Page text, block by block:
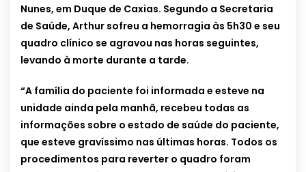
Nunes, em Duque de Caxias. Segundo a Secretaria
de Saúde, Arthur sofreu a hemorragia às 5h30 e seu
quadro clínico se agravou nas horas seguintes,
levando à morte durante a tarde.
“A família do paciente foi informada e esteve na
unidade ainda pela manhã, recebeu todas as
informações sobre o estado de saúde do paciente,
que esteve gravíssimo nas últimas horas. Todos os
procedimentos para reverter o quadro foram